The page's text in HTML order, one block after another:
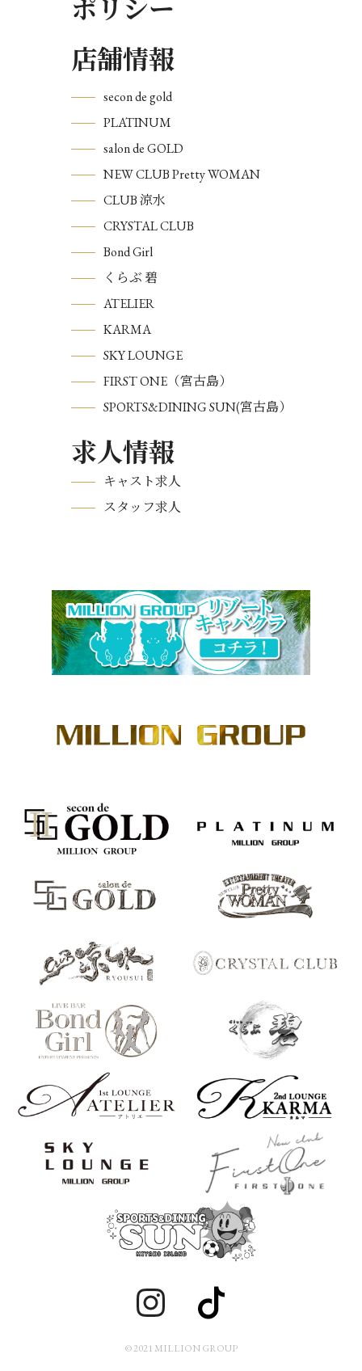
ポリシー
店舗情報
secon de gold
PLATINUM
salon de GOLD
NEW CLUB Pretty WOMAN
CLUB 涼水
CRYSTAL CLUB
Bond Girl
くらぶ 碧
ATELIER
KARMA
SKY LOUNGE
FIRST ONE（宮古島）
SPORTS&DINING SUN(宮古島）
求人情報
キャスト求人
スタッフ求人
© 2021 MILLION GROUP